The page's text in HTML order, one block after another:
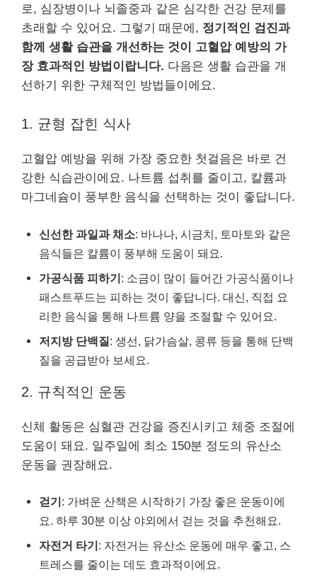
로, 심장병이나 뇌졸중과 같은 심각한 건강 문제를
초래할 수 있어요. 그렇기 때문에, 정기적인 검진과
함께 생활 습관을 개선하는 것이 고혈압 예방의 가
장 효과적인 방법이랍니다. 다음은 생활 습관을 개
선하기 위한 구체적인 방법들이에요.
1. 균형 잡힌 식사
고혈압 예방을 위해 가장 중요한 첫걸음은 바로 건
강한 식습관이에요. 나트륨 섭취를 줄이고, 칼륨과
마그네슘이 풍부한 음식을 선택하는 것이 좋답니다.
신선한 과일과 채소: 바나나, 시금치, 토마토와 같은
음식들은 칼륨이 풍부해 도움이 돼요.
가공식품 피하기: 소금이 많이 들어간 가공식품이나
패스트푸드는 피하는 것이 좋답니다. 대신, 직접 요
리한 음식을 통해 나트륨 양을 조절할 수 있어요.
저지방 단백질: 생선, 닭가슴살, 콩류 등을 통해 단백
질을 공급받아 보세요.
2. 규칙적인 운동
신체 활동은 심혈관 건강을 증진시키고 체중 조절에
도움이 돼요. 일주일에 최소 150분 정도의 유산소
운동을 권장해요.
걷기: 가벼운 산책은 시작하기 가장 좋은 운동이에
요. 하루 30분 이상 야외에서 걷는 것을 추천해요.
자전거 타기: 자전거는 유산소 운동에 매우 좋고, 스
트레스를 줄이는 데도 효과적이에요.